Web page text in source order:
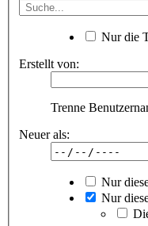
Nur die
Erstellt von:
Trenne
Neuer als:
Nur
Nur